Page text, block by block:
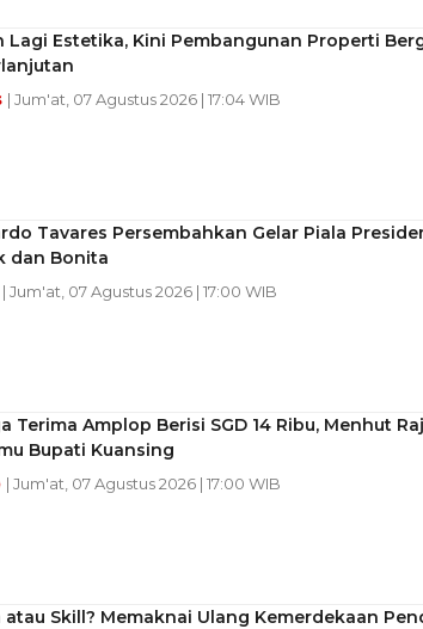
Lagi Estetika, Kini Pembangunan Properti
| Jum'at, 07 Agustus 2026 | 17:04 WIB
Tavares Persembahkan Gelar Piala
dan Bonita
| Jum'at, 07 Agustus 2026 | 17:00 WIB
Terima Amplop Berisi SGD 14 Ribu, Menhut
Bupati Kuansing
| Jum'at, 07 Agustus 2026 | 17:00 WIB
atau Skill? Memaknai Ulang Kemerdekaan